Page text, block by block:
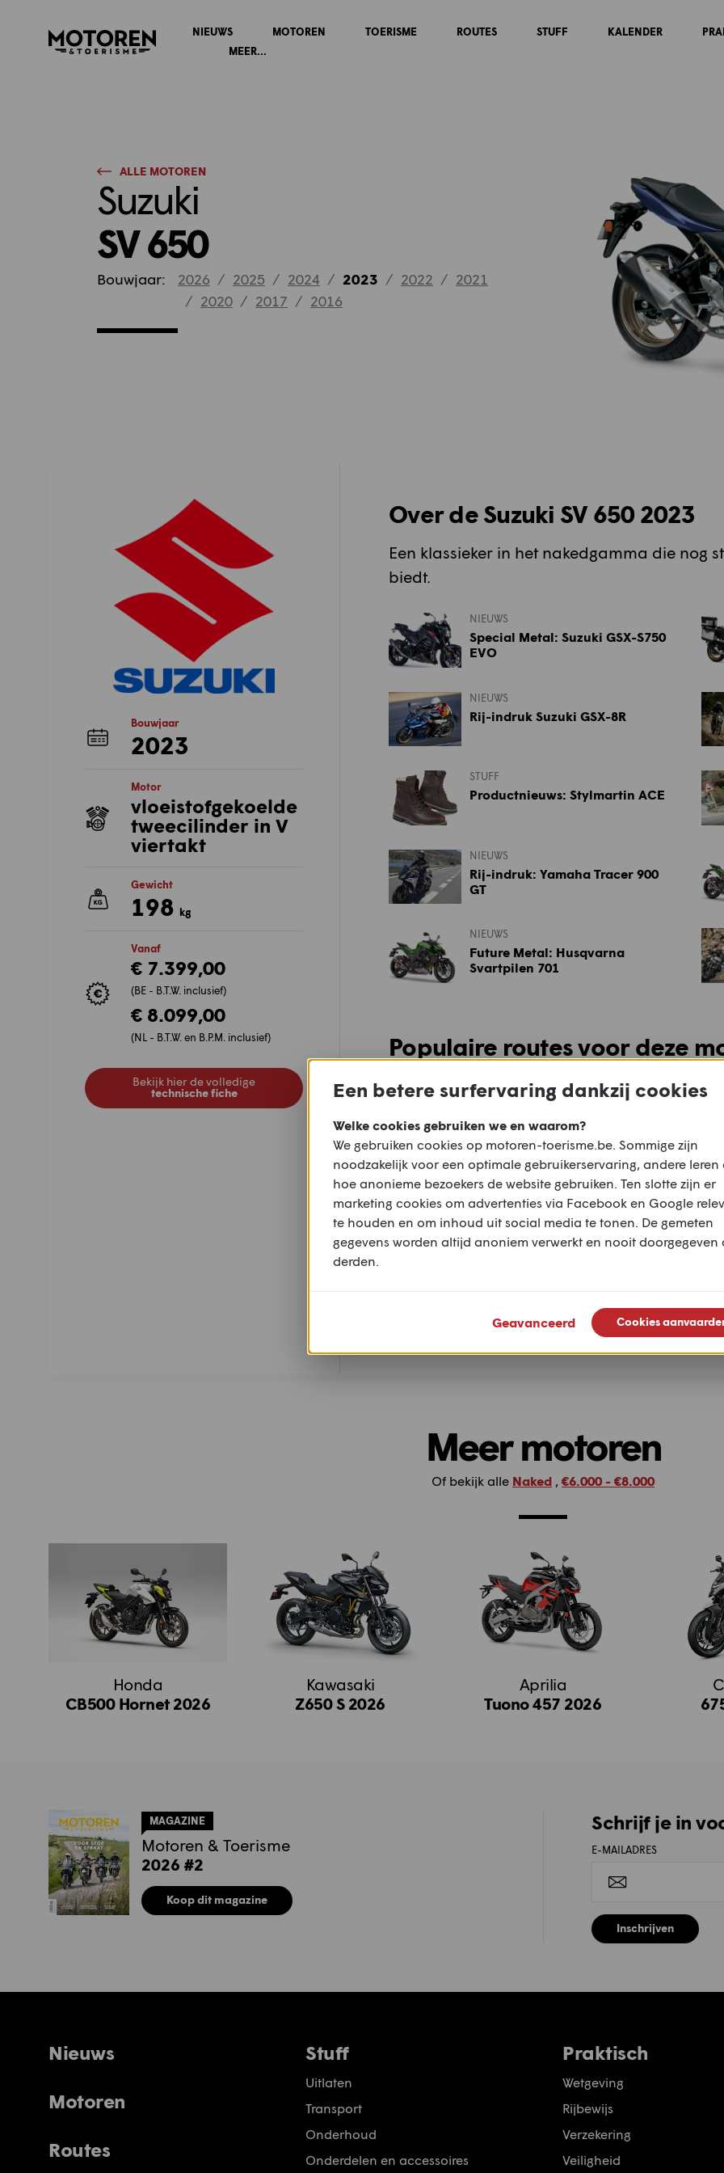
Homepage
NIEUWS MOTOREN TOERISME ROUTES STUFF KALENDER
MEER...
ALLE MOTOREN
Suzuki
SV 650
Bouwjaar: 2026 / 2025 / 2024 / 2023 / 2022 / 2021
/ 2020 / 2017 / 2016
Bouwjaar
2023
Motor
vloeistofgekoelde
tweecilinder in V
viertakt
Gewicht
198 kg
Vanaf
€ 7.399,00
(BE - B.T.W. inclusief)
€ 8.099,00
(NL - B.T.W. en B.P.M. inclusief)
Bekijk hier de volledige
technische fiche
Over de Suzuki SV 650 2023
Een klassieker in het nakedgamma die nog
biedt.
NIEUWS
Special Metal: Suzuki GSX-S750
EVO
NIEUWS
Rij-indruk Suzuki GSX-8R
STUFF
Productnieuws: Stylmartin ACE
NIEUWS
Rij-indruk: Yamaha Tracer 900
GT
NIEUWS
Future Metal: Husqvarna
Svartpilen 701
Populaire routes voor deze
mooiste dorpen
Engeland:
Meer motoren
Of bekijk alle Naked , €6.000 - €8.000
Honda
CB500 Hornet 2026
Kawasaki
Z650 S 2026
Aprilia
Tuono 457 2026
MAGAZINE
Motoren & Toerisme
2026 #2
Koop dit magazine
Schrijf je in
E-MAILADRES
Inschrijven
Nieuws
Motoren
Routes
Stuff
Uitlaten
Transport
Onderhoud
Onderdelen en accessoires
Praktisch
Wetgeving
Rijbewijs
Verzekering
Veiligheid
Een betere surfervaring dankzij cookies
Welke cookies gebruiken we en waarom?
We gebruiken cookies op motoren-toerisme.be. Sommige zijn
noodzakelijk voor een optimale gebruikerservaring, andere leren
hoe anonieme bezoekers de website gebruiken. Ten slotte zijn er
marketing cookies om advertenties via Facebook en Google
te houden en om inhoud uit social media te tonen. De gemeten
gegevens worden altijd anoniem verwerkt en nooit doorgegeven
derden.
Geavanceerd Cookies